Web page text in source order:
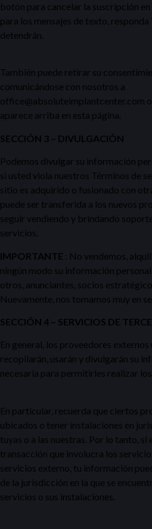
botón para cancelar la suscripción
para los mensajes de texto, responda
detendrán.
También puede retirar su
comunicándose con nosotros a
office@absoluteimplantcenter.com
aparece arriba en esta página.
SECCIÓN 3 – DIVULGACIÓN
Podemos divulgar su información
si usted viola nuestros Términos de
sitio es adquirido o fusionado con
puede ser transferida a los nuevos
seguir vendiendo y brindando
servicios.
IMPORTANTE : No vendemos,
ningún modo su información
otros, anunciantes, socios
Nuevamente, nos tomamos muy en
SECCIÓN 4 – SERVICIOS DE
En general, los proveedores
recopilarán, usarán y divulgarán su
necesaria para permitirles realizar
En particular, recuerda que ciertos
ubicados o tener instalaciones en
tuyas o a las nuestras. Por lo tanto, si
transacción que involucra los
servicios externo, tu información
de la jurisdicción en la que se
servicios o sus instalaciones.